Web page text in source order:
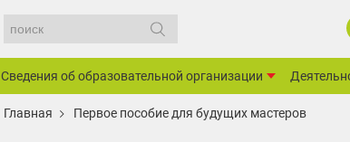
Сведения об образовательной организации
Главная Первое пособие для будущих мастеров